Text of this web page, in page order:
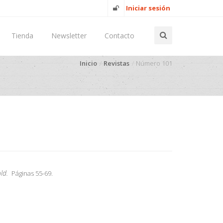
Iniciar sesión
Tienda Newsletter Contacto
Inicio Revistas Número 101
Páginas 55-69.